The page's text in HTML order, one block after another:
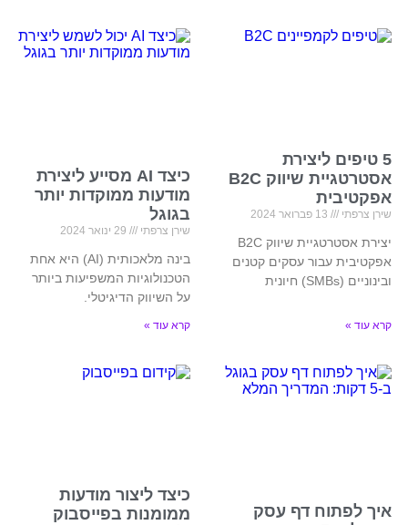
5 טיפים ליצירת
אסטרטגיית שיווק B2C
אפקטיבית
שירן צרפתי
יצירת אסטרטגיית שיווק B2C
אפקטיבית עבור עסקים קטנים
ובינוניים (SMBs) חיונית
קרא עוד »
כיצד AI מסייע ליצירת
מודעות ממוקדות יותר
בגוגל
שירן צרפתי
בינה מלאכותית (AI) היא אחת
הטכנולוגיות המשפיעות ביותר
על השיווק הדיגיטלי.
קרא עוד »
איך לפתוח דף עסק
כיצד ליצור מודעות
ממומנות בפייסבוק